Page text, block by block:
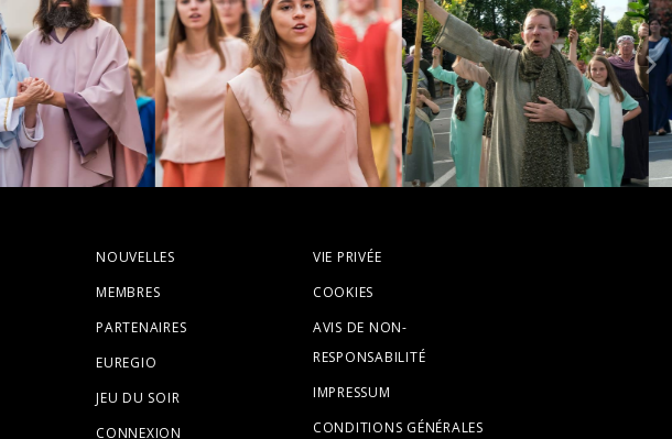
NOUVELLES
MEMBRES
PARTENAIRES
EUREGIO
JEU DU SOIR
CONNEXION
VIE PRIVÉE
COOKIES
AVIS DE NON-
RESPONSABILITÉ
IMPRESSUM
CONDITIONS GÉNÉRALES